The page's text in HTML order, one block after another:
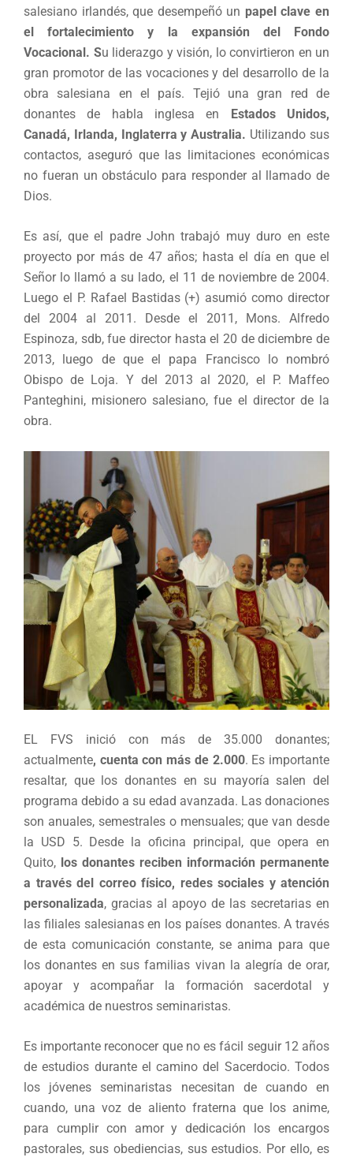
salesiano irlandés, que desempeñó un papel clave en
el fortalecimiento y la expansión del
Fondo
Vocacional. Su liderazgo y visión, lo convirtieron en un
gran promotor de las vocaciones y del desarrollo de la
obra salesiana en el país. Tejió una gran red de
donantes de habla inglesa en
Estados Unidos,
Canadá, Irlanda, Inglaterra y Australia. Utilizando sus
contactos, aseguró que las limitaciones económicas
no fueran un obstáculo para responder al llamado de
Dios.
Es así, que el padre John trabajó muy duro en este
proyecto por más de 47 años; hasta el día en que el
Señor lo llamó a su lado, el 11 de noviembre de 2004.
Luego el P. Rafael Bastidas (+) asumió como director
del 2004 al 2011. Desde el 2011, Mons. Alfredo
Espinoza, sdb, fue director hasta el 20 de diciembre de
2013, luego de que el papa Francisco lo nombró
Obispo de Loja. Y del 2013 al 2020, el P. Maffeo
Panteghini, misionero salesiano, fue el director de la
obra.
EL FVS inició con más de 35.000 donantes;
actualmente, cuenta con más de 2.000. Es importante
resaltar, que los donantes en su mayoría salen del
programa debido a su edad avanzada. Las donaciones
son anuales, semestrales o mensuales; que van desde
la USD 5. Desde la oficina principal, que opera en
Quito, los donantes reciben información permanente
a través del correo físico, redes sociales y atención
personalizada, gracias al apoyo de las secretarias en
las filiales salesianas en los países donantes. A través
de esta comunicación constante, se anima para que
los donantes en sus familias vivan la alegría de orar,
apoyar y acompañar la formación sacerdotal y
académica de nuestros seminaristas.
Es importante reconocer que no es fácil seguir 12 años
de estudios durante el camino del Sacerdocio. Todos
los jóvenes seminaristas necesitan de cuando en
cuando, una voz de aliento fraterna que los anime,
para cumplir con amor y dedicación los encargos
pastorales, sus obediencias, sus estudios. Por ello, es